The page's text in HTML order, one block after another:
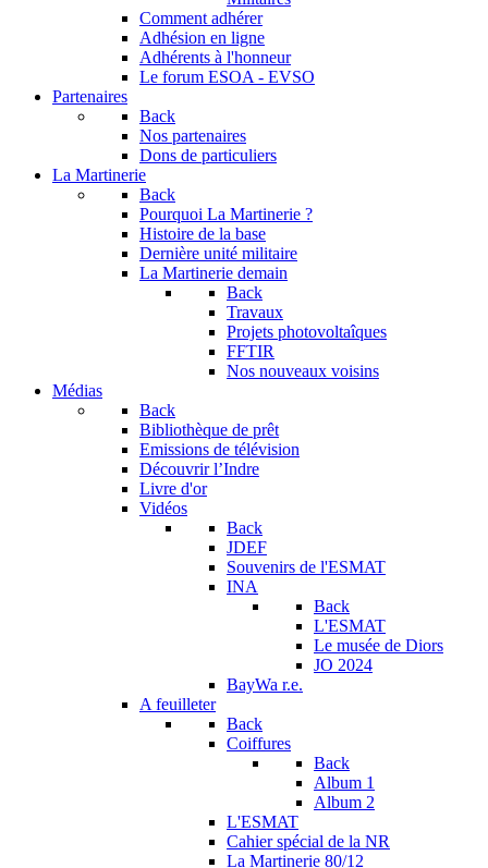
Comment adhérer
Adhésion en ligne
Adhérents à l'honneur
Le forum ESOA - EVSO
Partenaires
Back
Nos partenaires
Dons de particuliers
La Martinerie
Back
Pourquoi La Martinerie ?
Histoire de la base
Dernière unité militaire
La Martinerie demain
Back
Travaux
Projets photovoltaîques
FFTIR
Nos nouveaux voisins
Médias
Back
Bibliothèque de prêt
Emissions de télévision
Découvrir l’Indre
Livre d'or
Vidéos
Back
JDEF
Souvenirs de l'ESMAT
INA
Back
L'ESMAT
Le musée de Diors
JO 2024
BayWa r.e.
A feuilleter
Back
Coiffures
Back
Album 1
Album 2
L'ESMAT
Cahier spécial de la NR
La Martinerie 80/12